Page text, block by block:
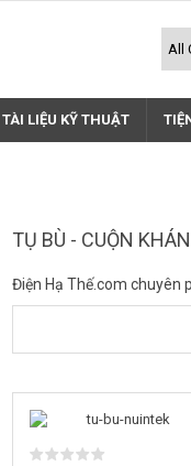
TÀI LIỆU KỸ THUẬT
TỤ BÙ - CUỘN
Điện Hạ Thế.com chuyên